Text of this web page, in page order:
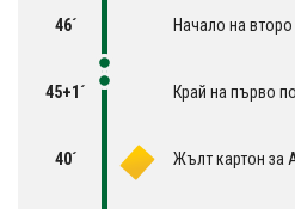
46´ Начало на второ
45+1´ Край на първо
40´ Жълт картон за